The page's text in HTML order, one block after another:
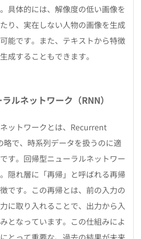
具体的には、解像度の低い画像を
り、実在しない人物の画像を生成
能です。また、テキストから特徴
成することもできます。
ルネットワーク（RNN）
ットワークとは、Recurrent
で、時系列データを扱うのに適
す。回帰型ニューラルネットワー
隠れ層に「再帰」と呼ばれる再帰
です。この再帰とは、前の入力の
に取り入れることで、出力から入
となっています。この仕組みによ